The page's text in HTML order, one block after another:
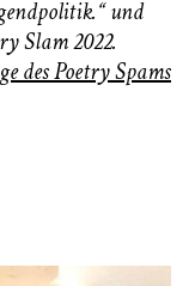
und
Slam 2022.
des Poetry Spams